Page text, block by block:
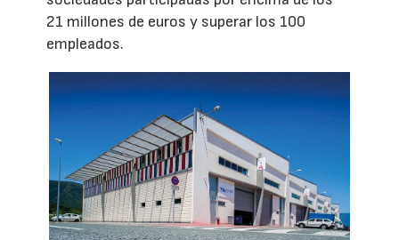
21 millones de euros y superar los 100
empleados.